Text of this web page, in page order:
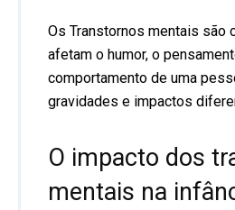
Os Transtornos mentais são
afetam o humor, o
comportamento de uma
gravidades e impactos
O impacto dos
mentais na